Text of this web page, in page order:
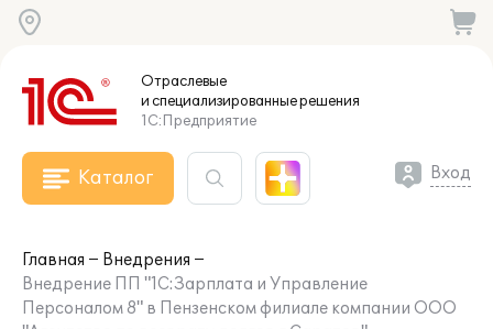
Отраслевые
и специализированныерешения
1С:Предприятие
Каталог Вход
Главная
Внедрения
Внедрение ПП "1С:Зарплата и Управление
Персоналом 8" в Пензенском филиале компании ООО